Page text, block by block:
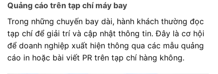
Quảng cáo trên tạp chí máy bay
Trong những chuyến bay dài, hành khách thường đọc
tạp chí để giải trí và cập nhật thông tin. Đây là cơ hội
để doanh nghiệp xuất hiện thông qua các mẫu quảng
cáo in hoặc bài viết PR trên tạp chí hàng không.